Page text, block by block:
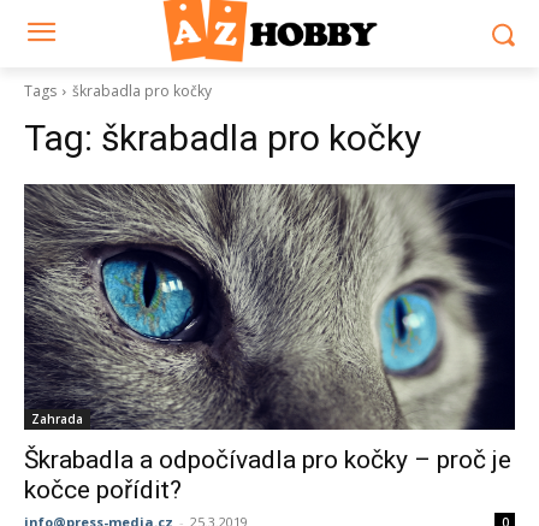
Tags škrabadla pro kočky
Tag: škrabadla pro kočky
Zahrada
Škrabadla a odpočívadla pro kočky – proč je
kočce pořídit?
info@press-media.cz - 25.3.2019 0